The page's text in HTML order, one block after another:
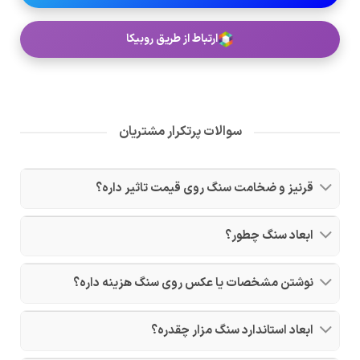
ارتباط از طریق روبیکا
سوالات پرتکرار مشتریان
قرنیز و ضخامت سنگ روی قیمت تاثیر داره؟
ابعاد سنگ چطور؟
نوشتن مشخصات یا عکس روی سنگ هزینه داره؟
ابعاد استاندارد سنگ مزار چقدره؟